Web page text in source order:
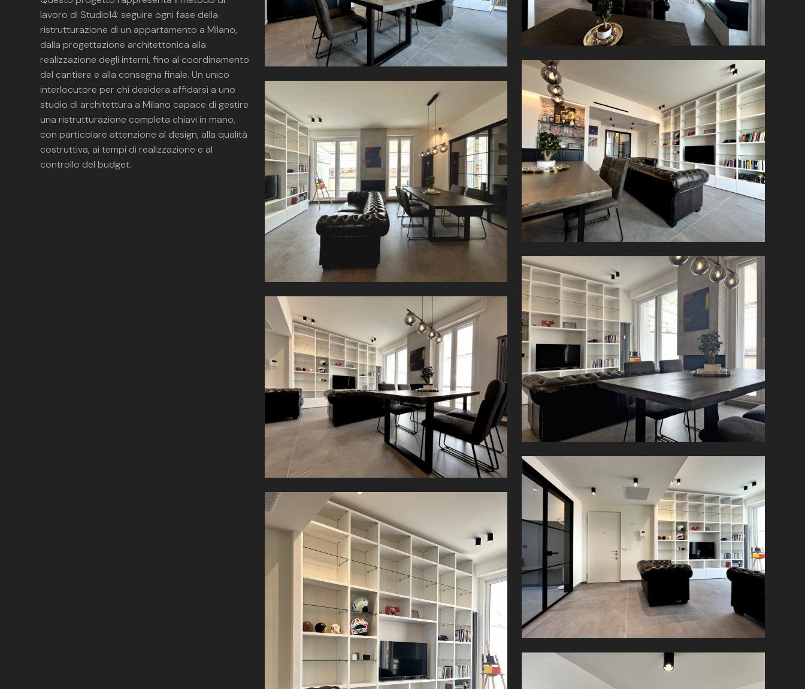
lavoro di Studio14: seguire ogni fase della
ristrutturazione di un appartamento a Milano,
dalla progettazione architettonica alla
realizzazione degli interni, fino al coordinamento
del cantiere e alla consegna finale. Un unico
interlocutore per chi desidera affidarsi a uno
studio di architettura a Milano capace di gestire
una ristrutturazione completa chiavi in mano,
con particolare attenzione al design, alla qualità
costruttiva, ai tempi di realizzazione e al
controllo del budget.